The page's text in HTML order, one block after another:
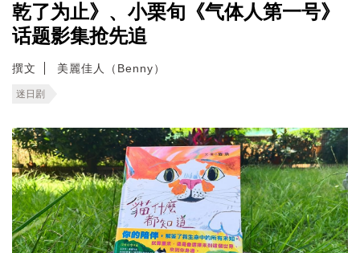
乾了为止》、小栗旬《气体人第一号》
话题影集抢先追
撰文 美麗佳人（Benny）
迷日剧